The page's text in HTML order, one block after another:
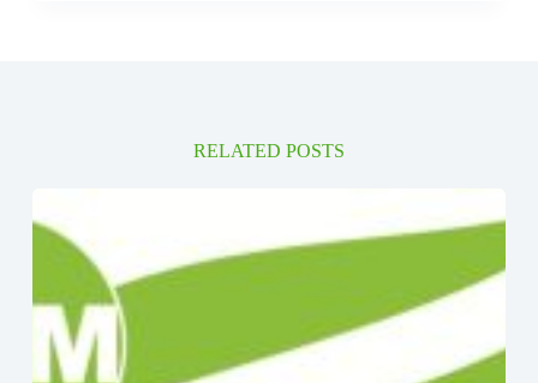
RELATED POSTS